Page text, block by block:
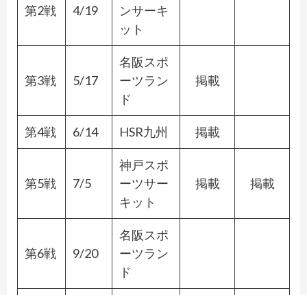
第2戦 4/19
ンサーキ
ット
第3戦 5/17
名阪スポ
ーツラン
ド
掲載
第4戦 6/14 HSR九州 掲載
第5戦 7/5
神戸スポ
ーツサー
キット
掲載 掲載
第6戦 9/20
名阪スポ
ーツラン
ド